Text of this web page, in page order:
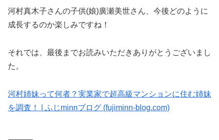
河村真木子さんの子供(娘)廣瀬美世さん、今後どのように
成長するのか楽しみですね！
それでは、最後までお読みいただきありがとうございまし
た。
河村姉妹って何者？実業家で超高級マンションに住む姉妹
を調査！ | ふじminnブログ (fujiminn-blog.com)